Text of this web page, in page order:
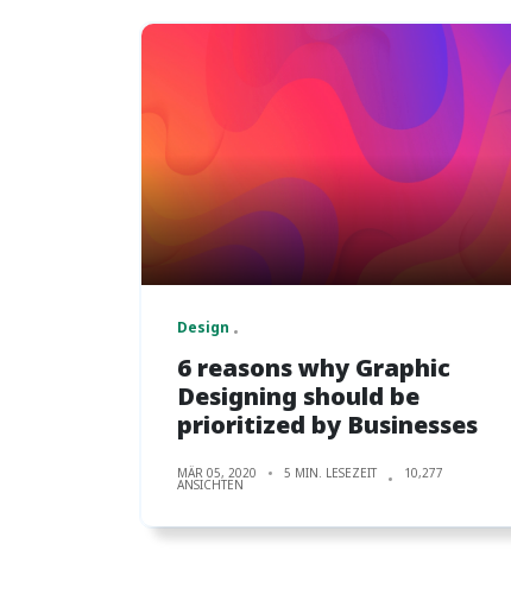
Design
6 reasons why Graphic
Designing should be
prioritized by Businesses
MÄR 05, 2020 5 MIN. LESEZEIT 10,277
ANSICHTEN